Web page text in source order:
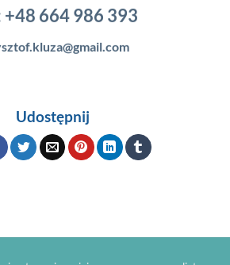
+48 664 986 393
Udostępnij